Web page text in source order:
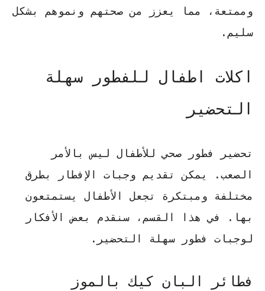
وممتعة، مما يعزز من صحتهم ونموهم بشكل
سليم.
اكلات اطفال للفطور سهلة
التحضير
تحضير فطور صحي للأطفال ليس بالأمر
الصعب. يمكن تقديم وجبات الإفطار بطرق
مختلفة ومبتكرة تجعل الأطفال يستمتعون
بها. في هذا القسم، سنقدم بعض الأفكار
لوجبات فطور سهلة التحضير.
فطائر البان كيك بالموز